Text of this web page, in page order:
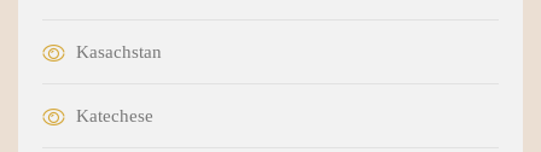
Kasachstan
Katechese